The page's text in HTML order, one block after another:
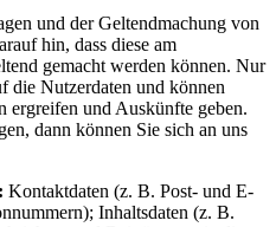
und der Geltendmachung von
hin, dass diese am
gemacht werden können. Nur
die Nutzerdaten und können
ergreifen und Auskünfte geben.
dann können Sie sich an uns
Kontaktdaten (z. B. Post- und E-
Inhaltsdaten (z. B.